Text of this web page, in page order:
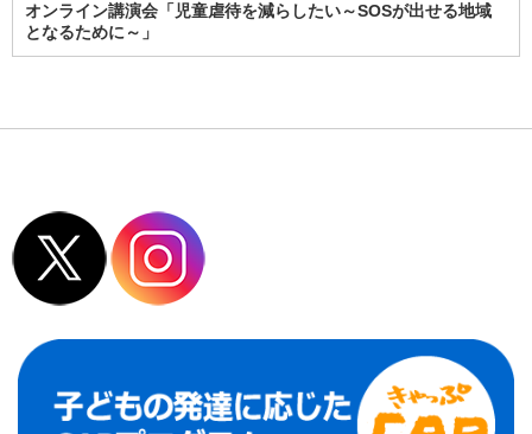
オンライン講演会「児童虐待を減らしたい～SOSが出せる地域
となるために～」